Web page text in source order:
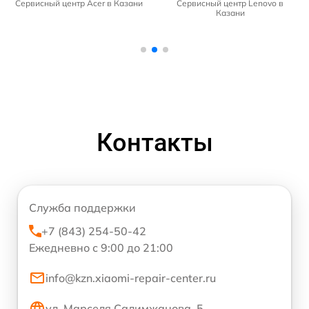
Сервисный центр Acer в Казани
Сервисный центр Lenovo в
Казани
Контакты
Служба поддержки
+7 (843) 254-50-42
Ежедневно с 9:00 до 21:00
info@kzn.xiaomi-repair-center.ru